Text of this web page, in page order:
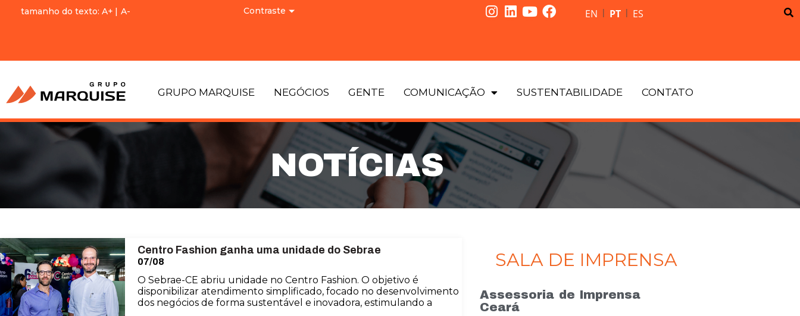
tamanho do texto: A+ | A- Contraste EN | PT | ES
GRUPO MARQUISE NEGÓCIOS GENTE COMUNICAÇÃO SUSTENTABILIDADE CONTATO
NOTÍCIAS
Centro Fashion ganha uma unidade do Sebrae
07/08
O Sebrae-CE abriu unidade no Centro Fashion. O objetivo é
disponibilizar atendimento simplificado, focado no desenvolvimento
dos negócios de forma sustentável e inovadora, estimulando a
SALA DE IMPRENSA
Assessoria de Imprensa
Ceará